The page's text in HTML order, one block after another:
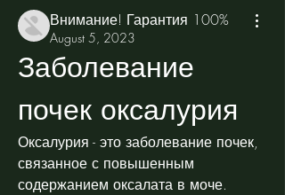
Внимание! Гарантия 100%
August 5, 2023
Заболевание
почек оксалурия
Оксалурия - это заболевание почек,
связанное с повышенным
содержанием оксалата в моче.